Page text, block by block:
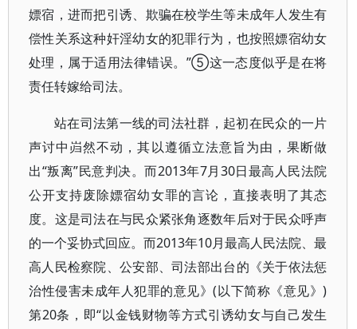
嫖宿，进而把引诱、欺骗在校学生等未成年人发生有
偿性关系这种奸淫幼女的犯罪行为，也按照嫖宿幼女
处理，属于适用法律错误。”⑤这一态度似乎是在将
责任转嫁给司法。
站在司法第一线的司法社群，起初在民众的一片
声讨中岿然不动，其以遵循立法意旨为由，果断做
出“叛离”民意判决。而2013年7月30日最高人民法院
公开支持废除嫖宿幼女罪的言论，直接表明了其态
度。这是司法在与民众紧张角逐数年后对于民众呼声
的一个妥协式回应。而2013年10月最高人民法院、最
高人民检察院、公安部、司法部出台的《关于依法惩
治性侵害未成年人犯罪的意见》(以下简称《意见》)
第20条，即“以金钱财物等方式引诱幼女与自己发生